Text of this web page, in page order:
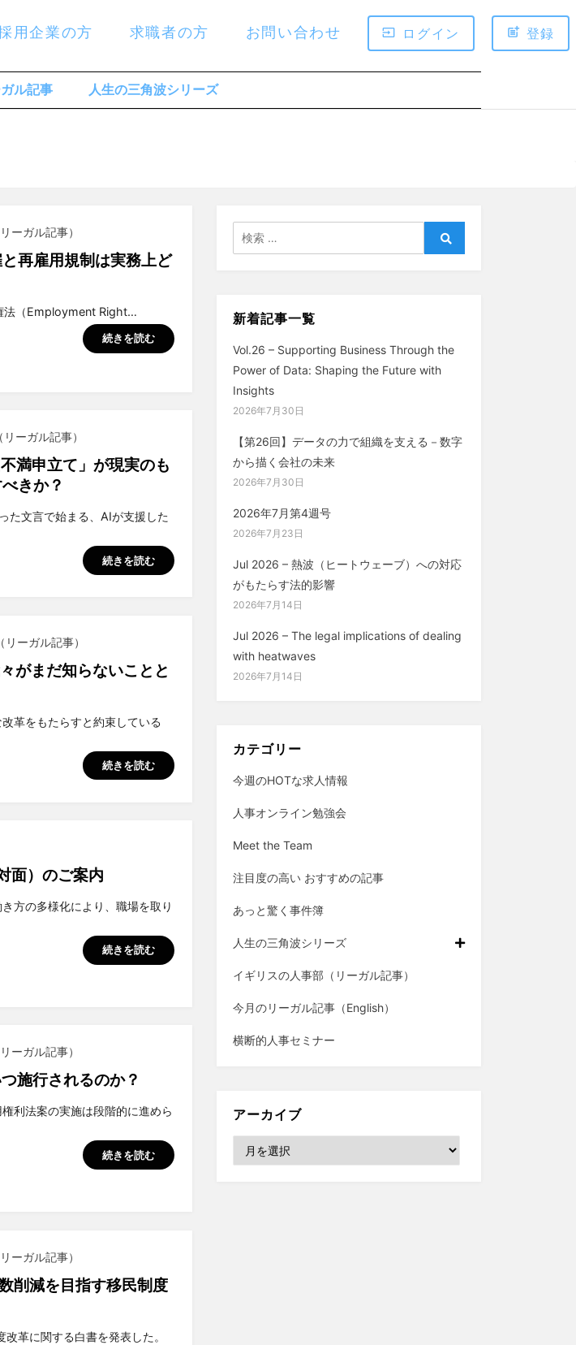
用企業の方 求職者の方 お問い合わせ ログイン 登録
ル記事 人生の三角波シリーズ
ーガル記事）
再雇用規制は実務上ど
法（Employment Right…
続きを読む
ーガル記事）
満申立て」が現実のも
きか？
た文言で始まる、AIが支援した
続きを読む
ーガル記事）
がまだ知らないことと
革をもたらすと約束している
続きを読む
面）のご案内
方の多様化により、職場を取り
続きを読む
ーガル記事）
施行されるのか？
利法案の実施は段階的に進めら
続きを読む
ーガル記事）
削減を目指す移民制度
革に関する白書を発表した。
索:
検
新着記事一覧
Vol.26 – Supporting Business Through the
Power of Data: Shaping the Future with
Insights
2026年7月30日
【第26回】データの力で組織を支える－数字
から描く会社の未来
2026年7月30日
2026年7月第4週号
2026年7月23日
Jul 2026 – 熱波（ヒートウェーブ）への対応
がもたらす法的影響
2026年7月14日
Jul 2026 – The legal implications of dealing
with heatwaves
2026年7月14日
カテゴリー
今週のHOTな求人情報
人事オンライン勉強会
Meet the Team
注目度の高い おすすめの記事
あっと驚く事件簿
人生の三角波シリーズ
イギリスの人事部（リーガル記事）
今月のリーガル記事（English）
横断的人事セミナー
アーカイブ
ー